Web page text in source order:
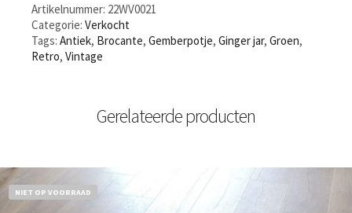
Artikelnummer: 22WV0021
Categorie: Verkocht
Tags: Antiek, Brocante, Gemberpotje, Ginger jar, Groen,
Retro, Vintage
Gerelateerde producten
NIET OP VOORRAAD